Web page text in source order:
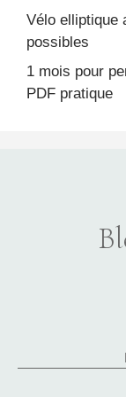
Vélo elliptique
possibles
1 mois pour
PDF pratique